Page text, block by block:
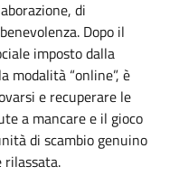
di
Dopo il
imposto dalla
modalità “online”, è
e recuperare le
a mancare e il gioco
di scambio genuino
rilassata.